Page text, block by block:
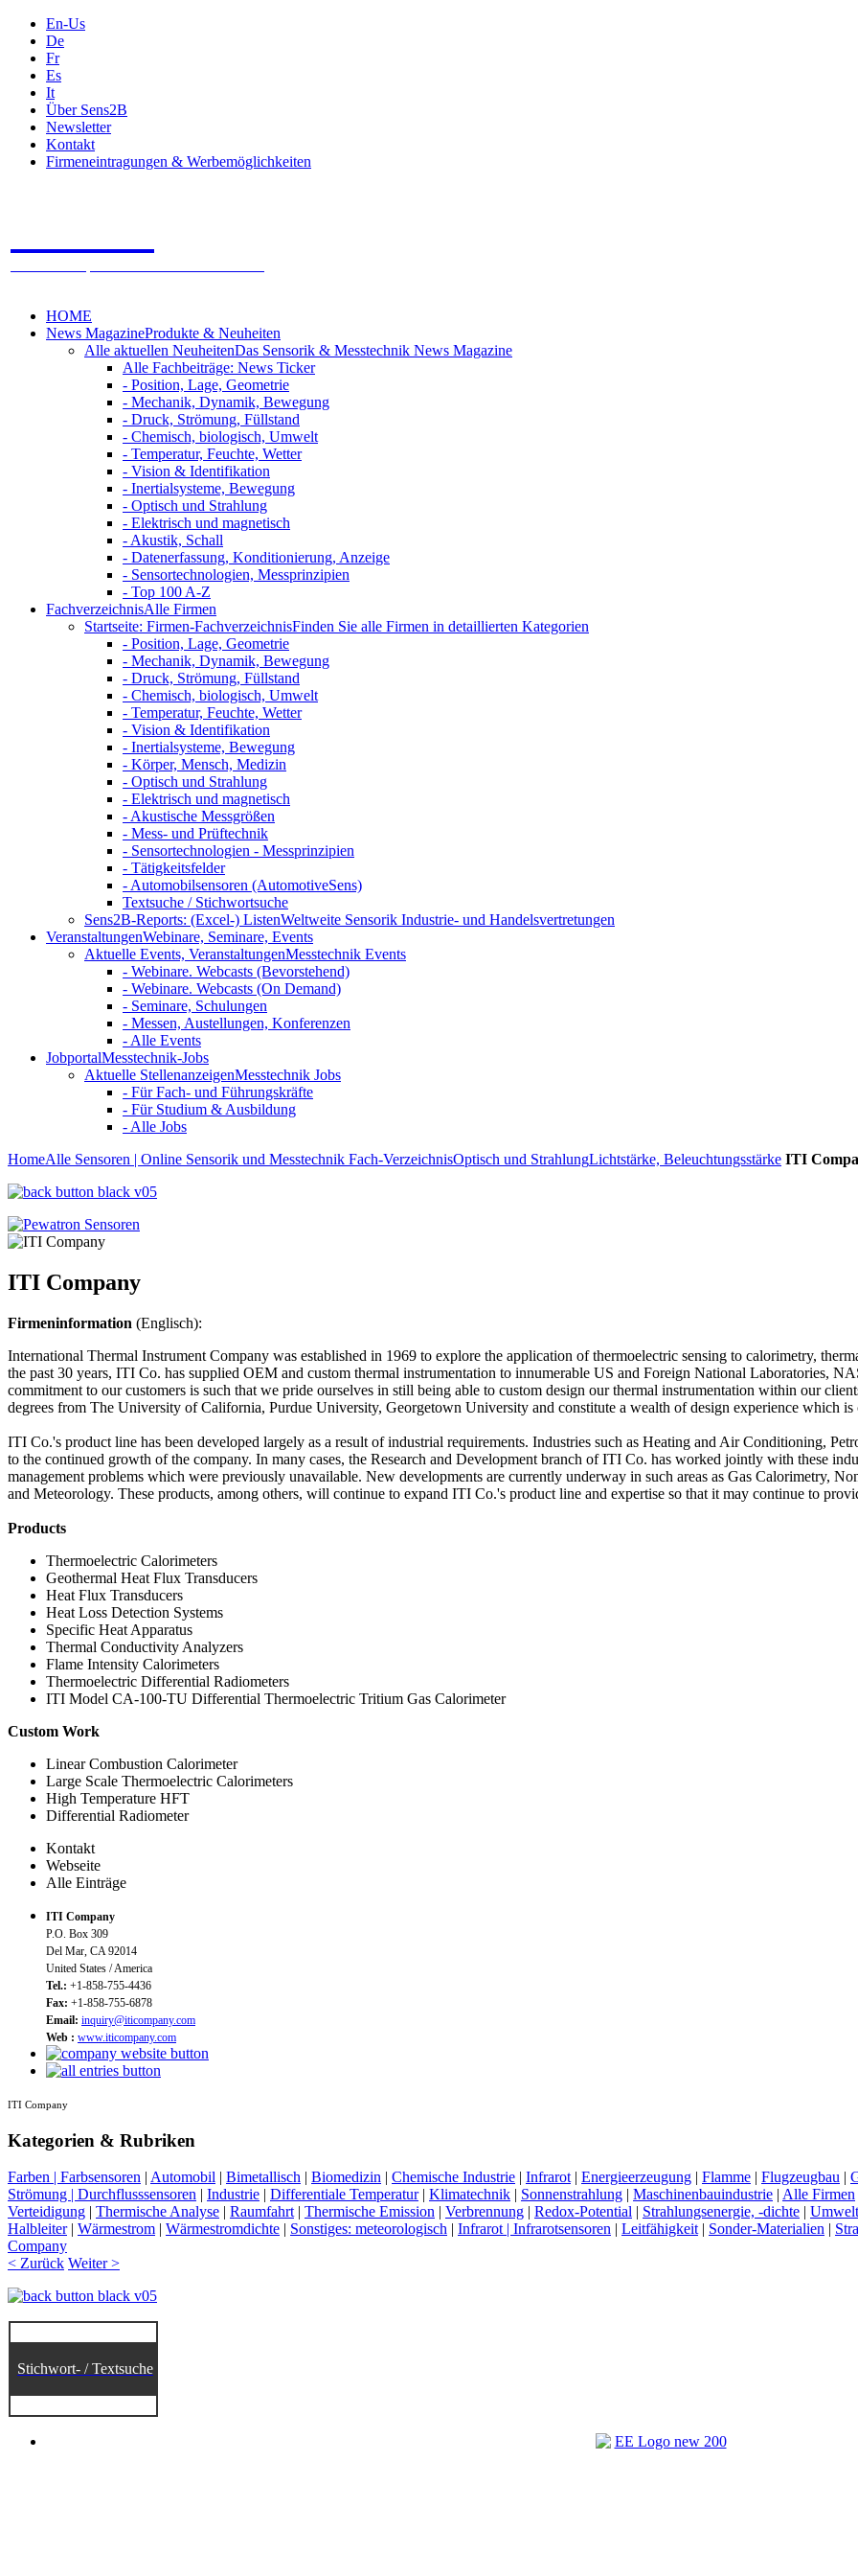
En-Us
De
Fr
Es
It
Über Sens2B
Newsletter
Kontakt
Firmeneintragungen & Werbemöglichkeiten
HOME
News MagazineProdukte & Neuheiten
Alle aktuellen NeuheitenDas Sensorik & Messtechnik News Magazine
Alle Fachbeiträge: News Ticker
- Position, Lage, Geometrie
- Mechanik, Dynamik, Bewegung
- Druck, Strömung, Füllstand
- Chemisch, biologisch, Umwelt
- Temperatur, Feuchte, Wetter
- Vision & Identifikation
- Inertialsysteme, Bewegung
- Optisch und Strahlung
- Elektrisch und magnetisch
- Akustik, Schall
- Datenerfassung, Konditionierung, Anzeige
- Sensortechnologien, Messprinzipien
- Top 100 A-Z
FachverzeichnisAlle Firmen
Startseite: Firmen-FachverzeichnisFinden Sie alle Firmen in detaillierten Kategorien
- Position, Lage, Geometrie
- Mechanik, Dynamik, Bewegung
- Druck, Strömung, Füllstand
- Chemisch, biologisch, Umwelt
- Temperatur, Feuchte, Wetter
- Vision & Identifikation
- Inertialsysteme, Bewegung
- Körper, Mensch, Medizin
- Optisch und Strahlung
- Elektrisch und magnetisch
- Akustische Messgrößen
- Mess- und Prüftechnik
- Sensortechnologien - Messprinzipien
- Tätigkeitsfelder
- Automobilsensoren (AutomotiveSens)
Textsuche / Stichwortsuche
Sens2B-Reports: (Excel-) ListenWeltweite Sensorik Industrie- und Handelsvertretungen
VeranstaltungenWebinare, Seminare, Events
Aktuelle Events, VeranstaltungenMesstechnik Events
- Webinare. Webcasts (Bevorstehend)
- Webinare. Webcasts (On Demand)
- Seminare, Schulungen
- Messen, Austellungen, Konferenzen
- Alle Events
JobportalMesstechnik-Jobs
Aktuelle StellenanzeigenMesstechnik Jobs
- Für Fach- und Führungskräfte
- Für Studium & Ausbildung
- Alle Jobs
HomeAlle Sensoren | Online Sensorik und Messtechnik Fach-VerzeichnisOptisch und StrahlungLichtstärke, Beleuchtungsstärke ITI
ITI Company
Firmeninformation (Englisch):
International Thermal Instrument Company was established in 1969 to explore the application of thermoelectric sensing to calorimetry,
the past 30 years, ITI Co. has supplied OEM and custom thermal instrumentation to innumerable US and Foreign National Laboratories,
commitment to our customers is such that we pride ourselves in still being able to custom design our thermal instrumentation within our
degrees from The University of California, Purdue University, Georgetown University and constitute a wealth of design experience which
ITI Co.'s product line has been developed largely as a result of industrial requirements. Industries such as Heating and Air Conditioning,
to the continued growth of the company. In many cases, the Research and Development branch of ITI Co. has worked jointly with these
management problems which were previously unavailable. New developments are currently underway in such areas as Gas Calorimetry,
and Meteorology. These products, among others, will continue to expand ITI Co.'s product line and expertise so that it may continue to
Products
Thermoelectric Calorimeters
Geothermal Heat Flux Transducers
Heat Flux Transducers
Heat Loss Detection Systems
Specific Heat Apparatus
Thermal Conductivity Analyzers
Flame Intensity Calorimeters
Thermoelectric Differential Radiometers
ITI Model CA-100-TU Differential Thermoelectric Tritium Gas Calorimeter
Custom Work
Linear Combustion Calorimeter
Large Scale Thermoelectric Calorimeters
High Temperature HFT
Differential Radiometer
Kontakt
Webseite
Alle Einträge
ITI Company
P.O. Box 309
Del Mar, CA 92014
United States / America
Tel.: +1-858-755-4436
Fax: +1-858-755-6878
Email: inquiry@iticompany.com
Web : www.iticompany.com
ITI Company
Kategorien & Rubriken
Farben | Farbsensoren | Automobil | Bimetallisch | Biomedizin | Chemische Industrie | Infrarot | Energieerzeugung | Flamme | Flugzeugbau |
Strömung | Durchflusssensoren | Industrie | Differentiale Temperatur| Klimatechnik | Sonnenstrahlung | Maschinenbauindustrie | Alle Firmen
Verteidigung | Thermische Analyse | Raumfahrt | Thermische Emission | Verbrennung | Redox-Potential | Strahlungsenergie, -dichte | Umwelt
Halbleiter| Wärmestrom | Wärmestromdichte | Sonstiges: meteorologisch | Infrarot | Infrarotsensoren | Leitfähigkeit | Sonder-Materialien |
Company
< Zurück Weiter >
Stichwort- / Textsuche